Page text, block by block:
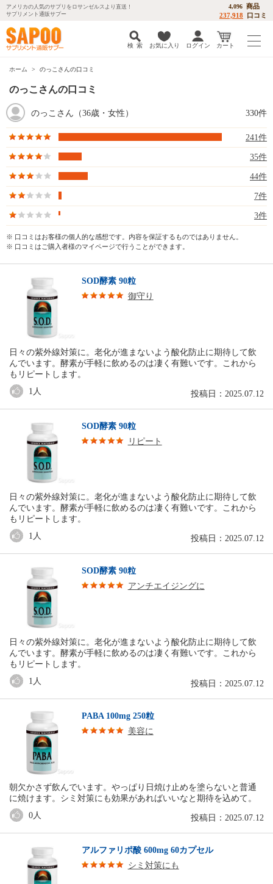
アメリカの人気のサプリをロサンゼルスより直送！
サプリメント通販サプー
4,096 商品
237,918 口コミ
検 索 お気に入り ログイン カート
ホーム のっこさんの口コミ
のっこさんの口コミ
のっこさん（36歳・女性） 330件
241件
35件
44件
7件
3件
※ 口コミはお客様の個人的な感想です。内容を保証するものではありません。
※ 口コミはご購入者様のマイページで行うことができます。
SOD酵素 90粒
御守り
日々の紫外線対策に。老化が進まないよう酸化防止に期待して飲
んでいます。酵素が手軽に飲めるのは凄く有難いです。これから
もリピートします。
投稿日：2025.07.12
1 人
SOD酵素 90粒
リピート
日々の紫外線対策に。老化が進まないよう酸化防止に期待して飲
んでいます。酵素が手軽に飲めるのは凄く有難いです。これから
もリピートします。
投稿日：2025.07.12
1 人
SOD酵素 90粒
アンチエイジングに
日々の紫外線対策に。老化が進まないよう酸化防止に期待して飲
んでいます。酵素が手軽に飲めるのは凄く有難いです。これから
もリピートします。
投稿日：2025.07.12
1 人
PABA 100mg 250粒
美容に
朝欠かさず飲んでいます。やっぱり日焼け止めを塗らないと普通
に焼けます。シミ対策にも効果があればいいなと期待を込めて。
投稿日：2025.07.12
0 人
アルファリポ酸 600mg 60カプセル
シミ対策にも